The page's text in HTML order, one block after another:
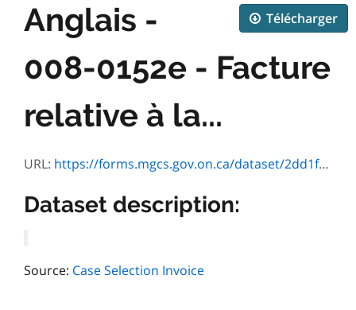
Télécharger
Anglais -
008-0152e - Facture
relative à la...
URL: https://forms.mgcs.gov.on.ca/dataset/2dd1f211-ee84-4431-aa8e-ccf15fad45d6/resource/8d68be83-6063-4548-8c6c-b3852f9f36b6/download/txt_0152e.htm
Dataset description:
Source: Case Selection Invoice